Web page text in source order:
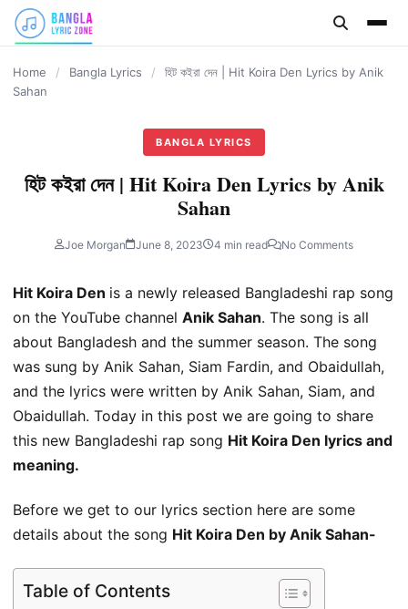
content
Home / Bangla Lyrics /
হিট কইরা দেন | Hit Koira Den Lyrics by Anik
Sahan
BANGLA LYRICS
হিট কইরা দেন | Hit Koira Den Lyrics by Anik
Sahan
Joe Morgan June 8, 2023 4 min read No Comments
Hit Koira Den is a newly released Bangladeshi rap song
on the YouTube channel Anik Sahan. The song is all
about Bangladesh and the summer season. The song
was sung by Anik Sahan, Siam Fardin, and Obaidullah,
and the lyrics were written by Anik Sahan, Siam, and
Obaidullah. Today in this post we are going to share
this new Bangladeshi rap song Hit Koira Den lyrics and
meaning.
Before we get to our lyrics section here are some
details about the song Hit Koira Den by Anik Sahan-
Table of Contents